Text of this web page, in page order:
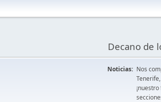
Decano de
Noticias: Nos